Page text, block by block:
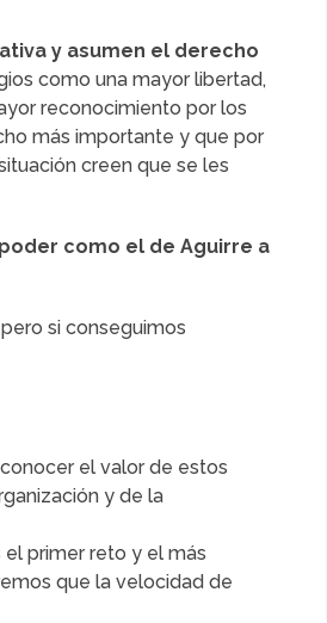
y asumen el derecho
como una mayor libertad,
reconocimiento por los
más importante y que por
creen que se les
como el de Aguirre a
pero si conseguimos
el valor de estos
y de la
primer reto y el más
que la velocidad de